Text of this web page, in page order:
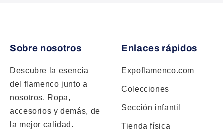
Sobre nosotros
Descubre la esencia
del flamenco junto a
nosotros. Ropa,
accesorios y demás, de
la mejor calidad.
Enlaces rápidos
Expoflamenco.com
Colecciones
Sección infantil
Tienda física